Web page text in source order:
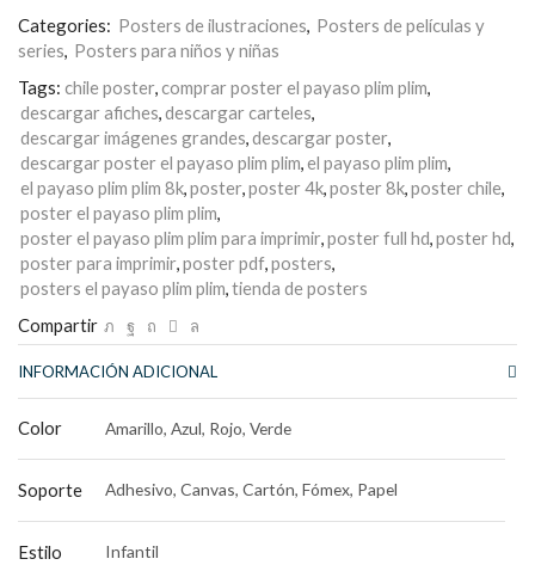
Categories: Posters de ilustraciones, Posters de películas y
series, Posters para niños y niñas
Tags: chile poster, comprar poster el payaso plim plim,
descargar afiches,descargar carteles,
descargar imágenes grandes,descargar poster,
descargar poster el payaso plim plim,el payaso plim plim,
el payaso plim plim 8k,poster,poster 4k,poster 8k,poster chile,
poster el payaso plim plim,
poster el payaso plim plim para imprimir,poster full hd,poster hd,
poster para imprimir,poster pdf,posters,
posters el payaso plim plim,tienda de posters
Compartir
INFORMACIÓN ADICIONAL
Color Amarillo, Azul, Rojo, Verde
Soporte Adhesivo, Canvas, Cartón, Fómex, Papel
Estilo Infantil